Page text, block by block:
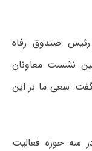
صندوق رفاه
نشست معاونان
گفت: سعی ما بر این
سه حوزه فعالیت